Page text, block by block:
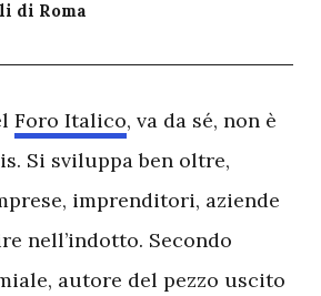
di Roma
Foro Italico, va da sé, non è
Si sviluppa ben oltre,
imprenditori, aziende
nell’indotto. Secondo
autore del pezzo uscito